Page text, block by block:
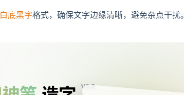
白底黑字格式，确保文字边缘清晰，避免杂点干扰。